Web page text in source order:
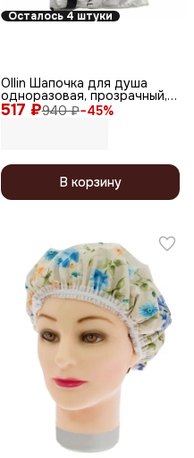
Осталось 4 штуки
517 ₽940 ₽−45%
Ollin Шапочка для душа
одноразовая, прозрачный,
50 шт.
В корзину